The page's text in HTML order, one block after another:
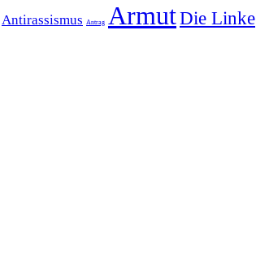
Antirassismus Antrag ArmutDie Linke